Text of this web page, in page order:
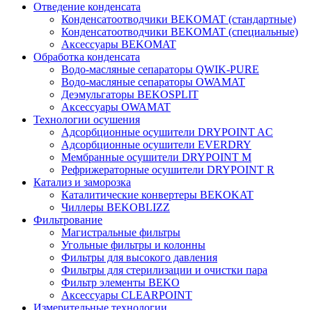
Отведение конденсата
Конденсатоотводчики BEKOMAT (стандартные)
Конденсатоотводчики BEKOMAT (специальные)
Аксессуары BEKOMAT
Обработка конденсата
Водо-масляные сепараторы QWIK-PURE
Водо-масляные сепараторы OWAMAT
Деэмульгаторы BEKOSPLIT
Аксессуары OWAMAT
Технологии осушения
Адсорбционные осушители DRYPOINT AC
Адсорбционные осушители EVERDRY
Мембранные осушители DRYPOINT M
Рефрижераторные осушители DRYPOINT R
Катализ и заморозка
Каталитические конвертеры BEKOKAT
Чиллеры BEKOBLIZZ
Фильтрование
Магистральные фильтры
Угольные фильтры и колонны
Фильтры для высокого давления
Фильтры для стерилизации и очистки пара
Фильтр элементы BEKO
Аксессуары CLEARPOINT
Измерительные технологии